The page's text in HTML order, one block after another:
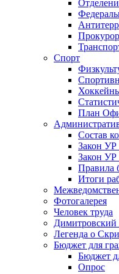
Прокурор
Спорт
План
Состав
Закон УР
Закон УР
Правила
Итоги
Фотогалерея
Человек труда
Димитровский
Легенда о
Бюджет для
Бюджет
Опрос